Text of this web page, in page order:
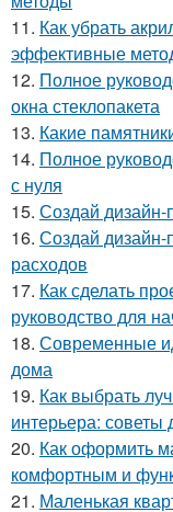
11. Как убрать
эффективные
12. Полное
окна стеклопакета
13. Какие
14. Полное
с нуля
15. Создай дизайн-
16. Создай дизайн-
расходов
17. Как сделать
руководство для
18. Современные
дома
19. Как выбрать
интерьера:
20. Как оформить
комфортным и
21. Маленькая